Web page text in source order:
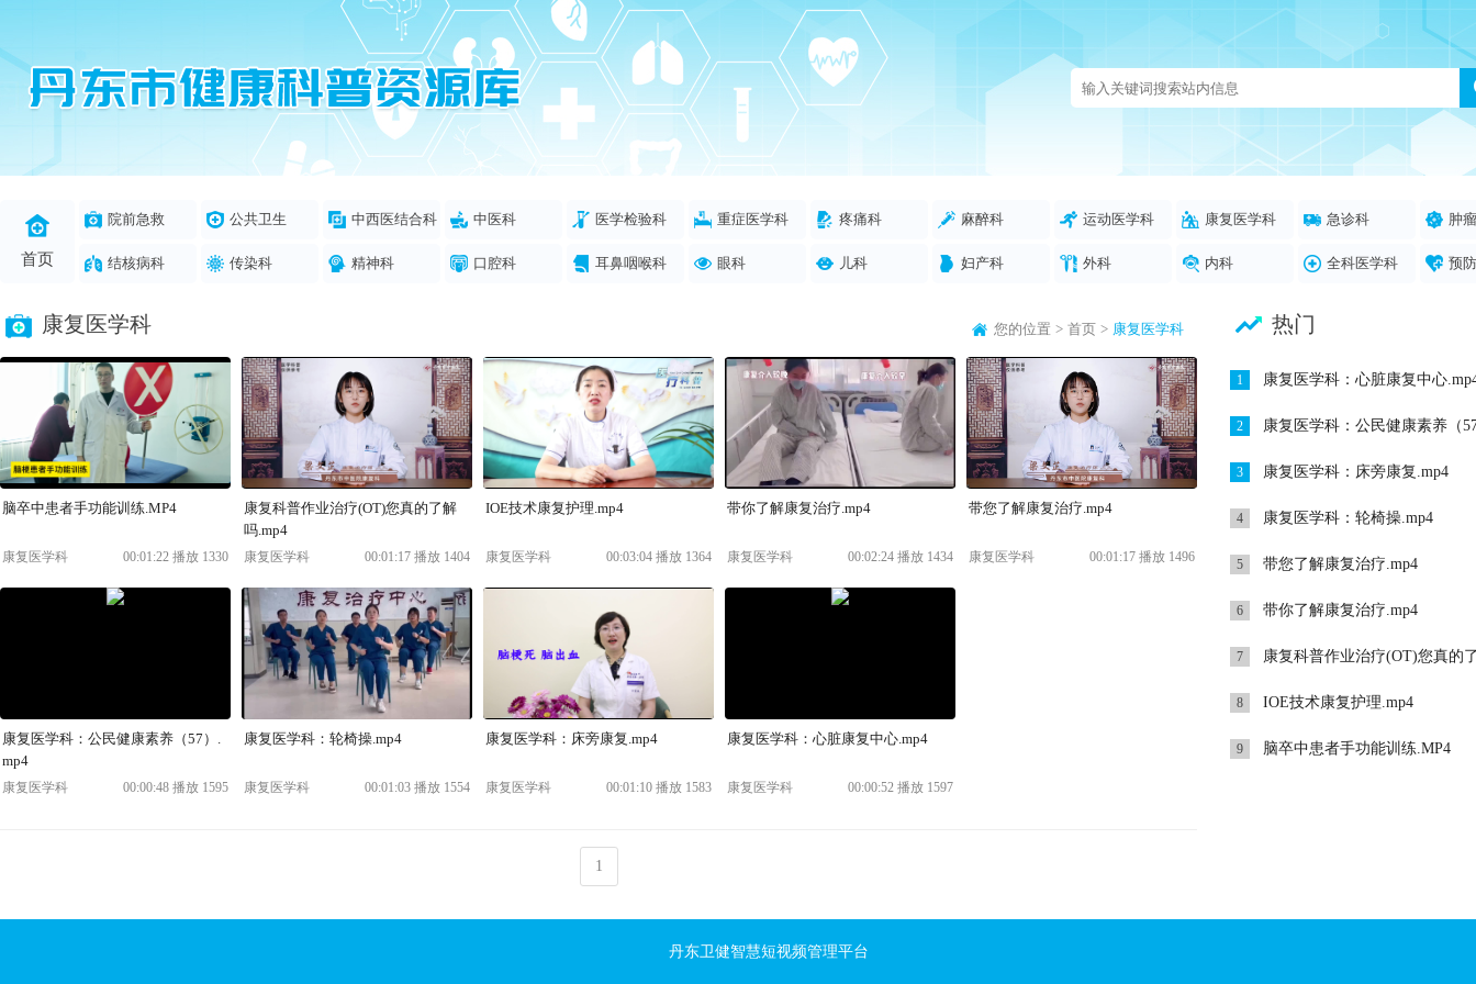
首页
院前急救 公共卫生 中西医结合科 中医科 医学检验科 重症医学科 疼痛科 麻醉科 运动医学科 康复医学科 急诊科 肿
结核病科 传染科 精神科 口腔科 耳鼻咽喉科 眼科 儿科 妇产科 外科 内科 全科医学科 预
康复医学科 您的位置 > 首页 > 康复医学科
脑卒中患者手功能训练.MP4
康复医学科 00:01:22 播放 1330
康复科普作业治疗(OT)您真的了解
吗.mp4
康复医学科 00:01:17 播放 1404
IOE技术康复护理.mp4
康复医学科 00:03:04 播放 1364
带你了解康复治疗.mp4
康复医学科 00:02:24 播放 1434
带您了解康复治疗.mp4
康复医学科 00:01:17 播放 1496
康复医学科：公民健康素养（57）.
mp4
康复医学科 00:00:48 播放 1595
康复医学科：轮椅操.mp4
康复医学科 00:01:03 播放 1554
康复医学科：床旁康复.mp4
康复医学科 00:01:10 播放 1583
康复医学科：心脏康复中心.mp4
康复医学科 00:00:52 播放 1597
1
热门
1 康复医学科：心脏康复中心
2 康复医学科：公民健康素养（
3 康复医学科：床旁康复.mp4
4 康复医学科：轮椅操.mp4
5 带您了解康复治疗.mp4
6 带你了解康复治疗.mp4
7 康复科普作业治疗(OT)您真的了解
8 IOE技术康复护理.mp4
9 脑卒中患者手功能训练.MP4
丹东卫健智慧短视频管理平台